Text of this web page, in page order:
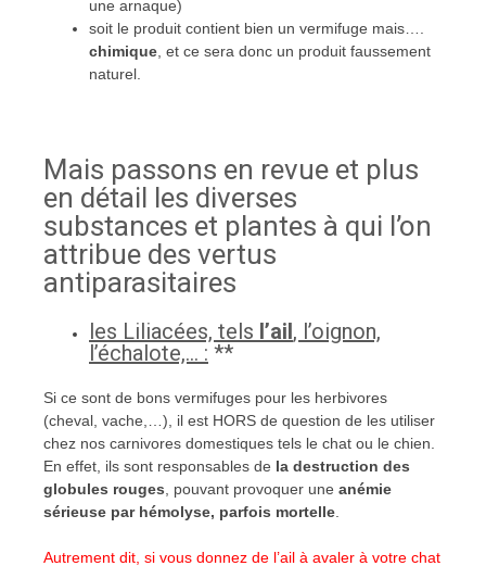
une arnaque)
soit le produit contient bien un vermifuge mais….
chimique , et ce sera donc un produit faussement
naturel.
Mais passons en revue et plus
en détail les diverses
substances et plantes à qui l’on
attribue des vertus
antiparasitaires
les Liliacées, tels l’ail, l’oignon,
l’échalote,… : **
Si ce sont de bons vermifuges pour les herbivores
(cheval, vache,…), il est HORS de question de les utiliser
chez nos carnivores domestiques tels le chat ou le chien.
En effet, ils sont responsables de la destruction des
globules rouges , pouvant provoquer une anémie
sérieuse par hémolyse, parfois mortelle
Autrement dit, si vous donnez de l’ail à avaler à votre chat